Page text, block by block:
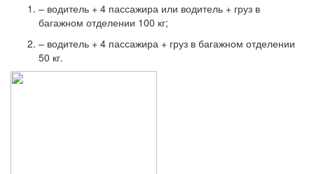
– водитель + 4 пассажира или водитель + груз в
багажном отделении 100 кг;
– водитель + 4 пассажира + груз в багажном отделении
50 кг.